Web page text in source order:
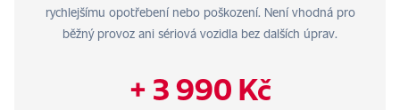
rychlejšímu opotřebení nebo poškození. Není vhodná pro
běžný provoz ani sériová vozidla bez dalších úprav.
+ 3 990 Kč